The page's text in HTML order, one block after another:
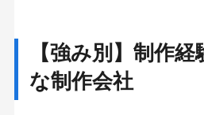
【強み別】制作
な制作会社